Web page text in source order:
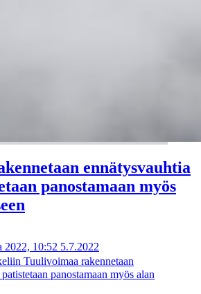
ennätysvauhtia
panostamaan myös
2022, 10:52 5.7.2022
Tuulivoimaa rakennetaan
panostamaan myös alan